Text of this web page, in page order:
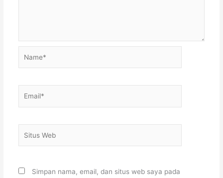
Web
Simpan nama, email, dan situs web saya pada